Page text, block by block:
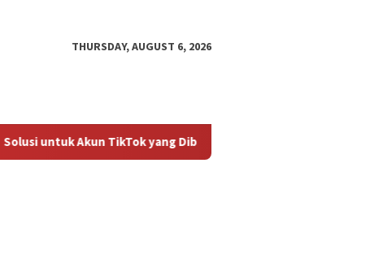
THURSDAY, AUGUST 6, 2026
Solusi untuk Akun TikTok yang Diblokir